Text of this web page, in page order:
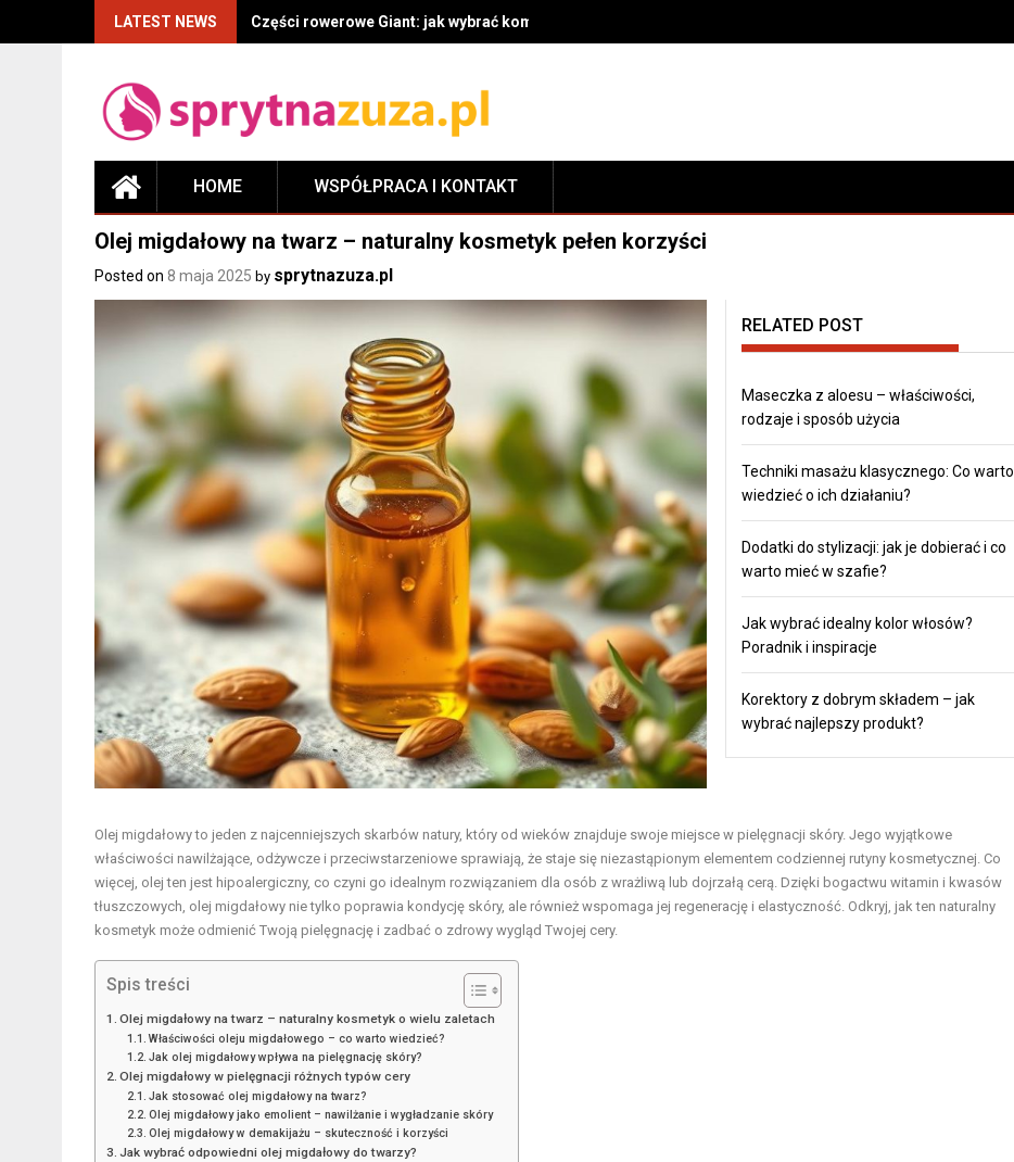
LATEST NEWS Części rowerowe Giant: jak wybrać komponenty do serwisu i dopasować je do modelu roweru
HOME WSPÓŁPRACA I KONTAKT
Olej migdałowy na twarz – naturalny kosmetyk pełen korzyści
Posted on 8 maja 2025 by sprytnazuza.pl
RELATED POST
Maseczka z aloesu – właściwości,
rodzaje i sposób użycia
Techniki masażu klasycznego: Co warto
wiedzieć o ich działaniu?
Dodatki do stylizacji: jak je dobierać i co
warto mieć w szafie?
Jak wybrać idealny kolor włosów?
Poradnik i inspiracje
Korektory z dobrym składem – jak
wybrać najlepszy produkt?
Olej migdałowy to jeden z najcenniejszych skarbów natury, który od wieków znajduje swoje miejsce w pielęgnacji skóry. Jego wyjątkowe
właściwości nawilżające, odżywcze i przeciwstarzeniowe sprawiają, że staje się niezastąpionym elementem codziennej rutyny kosmetycznej. Co
więcej, olej ten jest hipoalergiczny, co czyni go idealnym rozwiązaniem dla osób z wrażliwą lub dojrzałą cerą. Dzięki bogactwu witamin i kwasów
tłuszczowych, olej migdałowy nie tylko poprawia kondycję skóry, ale również wspomaga jej regenerację i elastyczność. Odkryj, jak ten naturalny
kosmetyk może odmienić Twoją pielęgnację i zadbać o zdrowy wygląd Twojej cery.
Spis treści
Olej migdałowy na twarz – naturalny kosmetyk o wielu zaletach
Właściwości oleju migdałowego – co warto wiedzieć?
Jak olej migdałowy wpływa na pielęgnację skóry?
Olej migdałowy w pielęgnacji różnych typów cery
Jak stosować olej migdałowy na twarz?
Olej migdałowy jako emolient – nawilżanie i wygładzanie skóry
Olej migdałowy w demakijażu – skuteczność i korzyści
Jak wybrać odpowiedni olej migdałowy do twarzy?